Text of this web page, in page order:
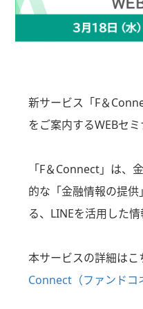
新サービス「F＆
をご案内するWEBセミ
「F＆Connect」は、
的な「金融情報の提
る、LINEを活用した情
本サービスの詳細は
Connect（ファンドコ